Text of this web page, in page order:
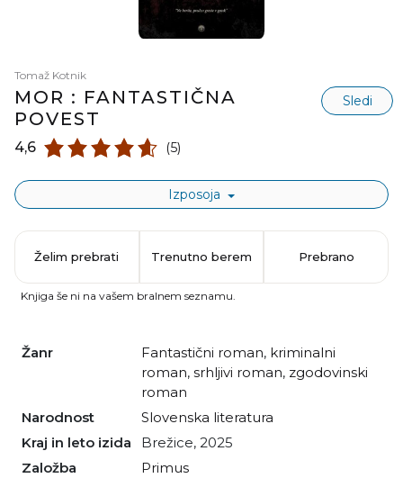
Tomaž Kotnik
MOR : FANTASTIČNA
POVEST
Sledi
4,6 (5)
Izposoja
Žanr fantastični roman, kriminalni
roman, srhljivi roman, zgodovinski
roman
Narodnost
slovenska literatura
Kraj in leto izida
Brežice, 2025
Založba
Primus
Želim prebrati Trenutno berem Prebrano
Knjiga še ni na vašem bralnem seznamu.